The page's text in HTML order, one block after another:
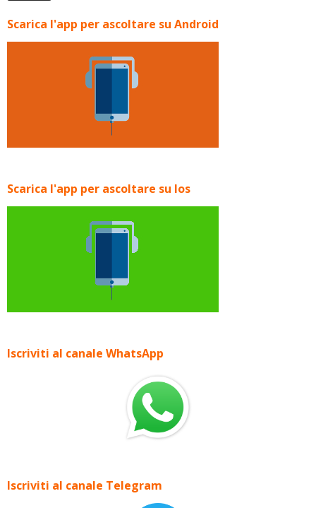
Scarica l'app per ascoltare su Android
Scarica l'app per ascoltare su Ios
Iscriviti al canale WhatsApp
Iscriviti al canale Telegram